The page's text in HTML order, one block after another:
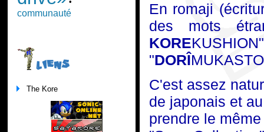
En romaji
des mots
KORE
"DORÎ
C'est assez
de japonais et
prendre le
communauté
LIENS
The Kore